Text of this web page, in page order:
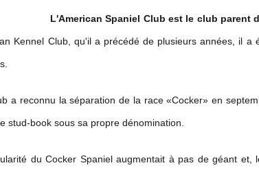
L'American Spaniel Club est le club parent
Kennel Club, qu'il a précédé de plusieurs années, il
a reconnu la séparation de la race «Cocker» en
stud-book sous sa propre dénomination.
du Cocker Spaniel augmentait à pas de géant